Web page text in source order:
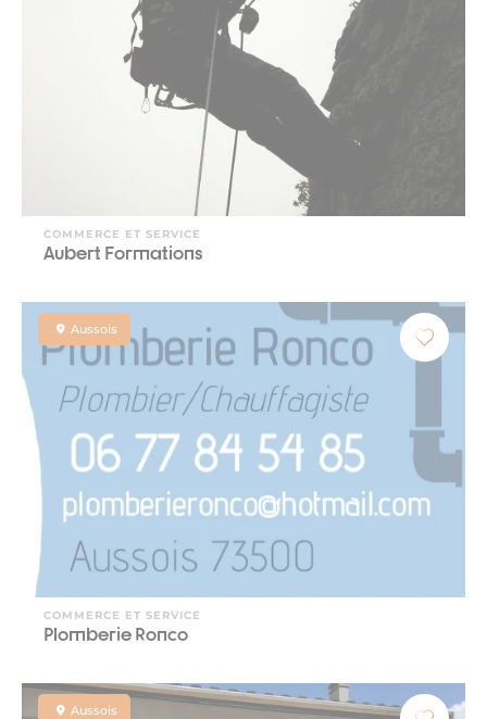
COMMERCE ET SERVICE
Aubert Formations
Aussois
COMMERCE ET SERVICE
Plomberie Ronco
Aussois